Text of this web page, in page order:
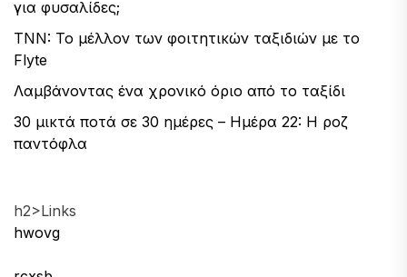
για φυσαλίδες;
TNN: Το μέλλον των φοιτητικών ταξιδιών με το
Flyte
Λαμβάνοντας ένα χρονικό όριο από το ταξίδι
30 μικτά ποτά σε 30 ημέρες – Ημέρα 22: Η ροζ
παντόφλα
h2>Links
hwovg